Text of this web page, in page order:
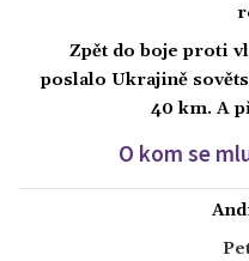
Zpět do boje proti
poslalo Ukrajině
40 km. A
O kom se